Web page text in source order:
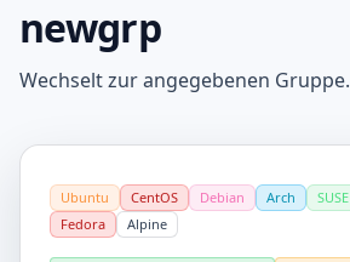
Roadmap
Kontakt
Impressum
newgrp
Wechselt zur angegebenen Gruppe.
Ubuntu CentOS Debian Arch SUSE
Fedora
Alpine